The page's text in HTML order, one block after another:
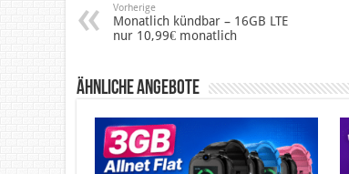
Vorherige
Monatlich kündbar – 16GB LTE
nur 10,99€ monatlich
Ähnliche Angebote